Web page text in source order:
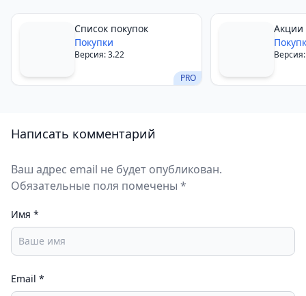
PRO
Список покупок
Покупки
Версия: 3.22
Акции
России
Написать комментарий
Ваш адрес email не будет опубликован.
Обязательные поля помечены *
Имя *
Email *